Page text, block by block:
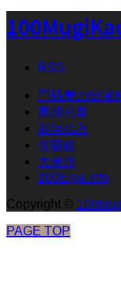
RSS
門脇麦の出演
高畑充希
新垣結衣
佐藤健
大泉洋
100Eiga.info
Copyright ©
PAGE TOP